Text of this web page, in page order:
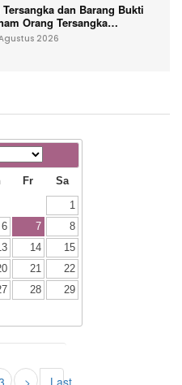
Tersangka dan Barang Bukti
Orang Tersangka
PETRAL, PES dan ISC
2026
Fr Sa
1
6 7
8
14
15
21
22
28
29